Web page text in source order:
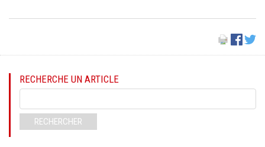
RECHERCHE UN ARTICLE
clés
RECHERCHER